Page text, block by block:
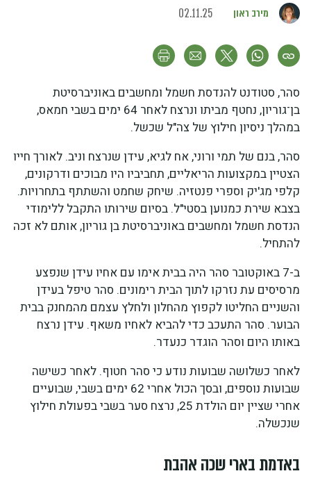
מירב ראון 02.11.25
סהר, סטודנט להנדסת חשמל ומחשבים באוניברסיטת
בן־גוריון, נחטף מביתו ונרצח לאחר 64 ימים בשבי חמאס,
במהלך ניסיון חילוץ של צה"ל שכשל.
סהר, בנם של תמי ורוני, אח לגיא, עידן שנרצח וניב. לאורך חייו
הצטיין במקצועות הריאליים, תחביביו היו מבוכים ודרקונים,
קלפי מג'יק וספרי פנטזיה. שיחק שחמט והשתתף בתחרויות.
בצבא שירת כמנוען בסטי"ל. בסיום שירותו התקבל ללימודי
הנדסת חשמל ומחשבים באוניברסיטת בן גוריון, אותם לא זכה
להתחיל.
ב-7 באוקטובר סהר היה בבית אימו עם אחיו עידן שנפצע
מרסיסים עת נזרקו לתוך הבית רימונים. סהר טיפל בעידן
והשניים החליטו לקפוץ מהחלון ולחלץ עצמם מהמחנק בבית
הבוער. סהר התעכב כדי להביא לאחיו משאף. עידן נרצח
באותו היום וסהר הוגדר כנעדר.
לאחר כשלושה שבועות נודע כי סהר חטוף. לאחר כשישה
שבועות נוספים, ובסך הכול אחרי 62 ימים בשבי, שבועיים
אחרי שציין יום הולדת 25, נרצח סער בשבי בפעולת חילוץ
שנכשלה.
באדמת בארי שכה אהבת